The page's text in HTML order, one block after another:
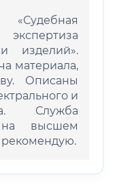
изделий».
материала,
Описаны
и
Служба
на высшем